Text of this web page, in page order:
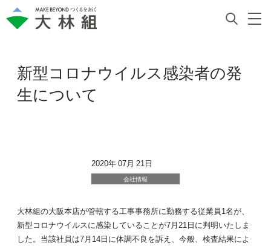
新型コロナウイルス感染者の発
生について
2020年 07月 21日
会社情報
大林組の大阪本店が管轄する工事事務所に勤務する従業員1名が、
新型コロナウイルスに感染していることが7月21日に判明いたしま
した。当該社員は7月14日に体調不良を訴え、今般、検査結果によ